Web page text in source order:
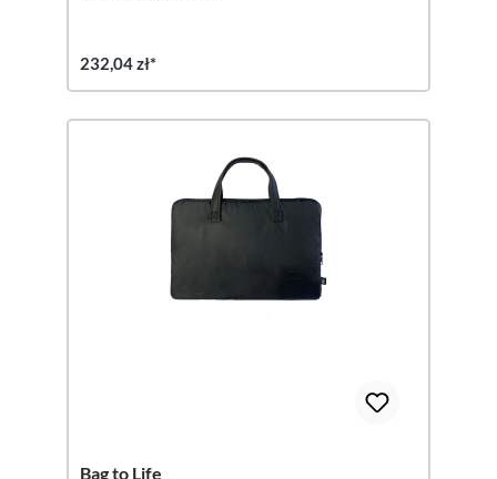
232,04 zł*
Bag to Life